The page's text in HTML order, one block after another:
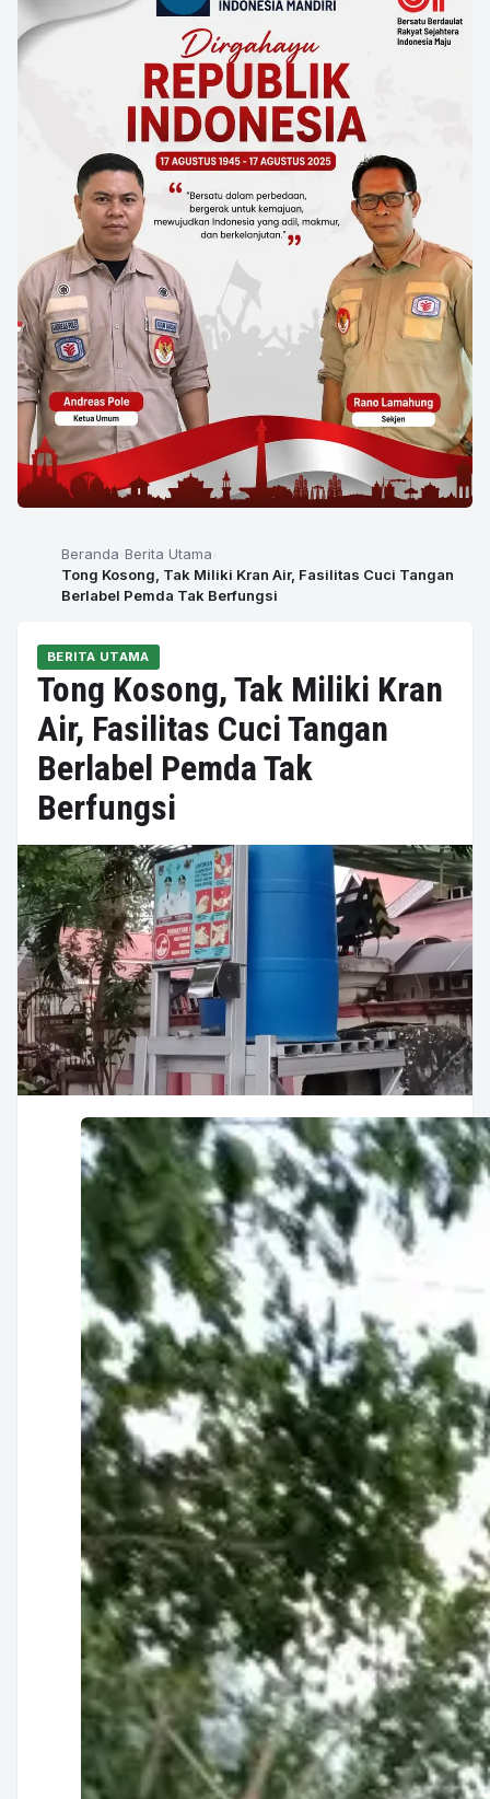
Beranda Berita Utama
Tong Kosong, Tak Miliki Kran Air, Fasilitas Cuci Tangan
Berlabel Pemda Tak Berfungsi
BERITA UTAMA
Tong Kosong, Tak Miliki Kran
Air, Fasilitas Cuci Tangan
Berlabel Pemda Tak
Berfungsi